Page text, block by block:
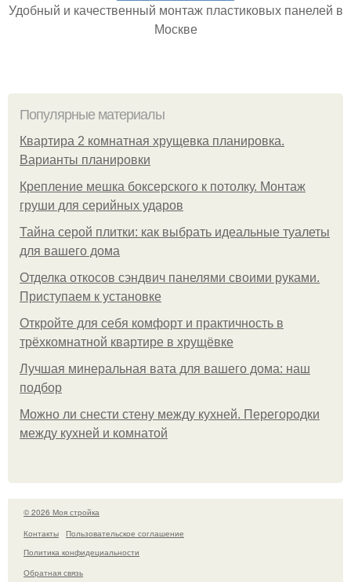
Удобный и качественный монтаж пластиковых панелей в
Москве
Популярные материалы
Квартира 2 комнатная хрущевка планировка.
Варианты планировки
Крепление мешка боксерского к потолку. Монтаж
груши для серийных ударов
Тайна серой плитки: как выбрать идеальные туалеты
для вашего дома
Отделка откосов сэндвич панелями своими руками.
Приступаем к установке
Откройте для себя комфорт и практичность в
трёхкомнатной квартире в хрущёвке
Лучшая минеральная вата для вашего дома: наш
подбор
Можно ли снести стену между кухней. Перегородки
между кухней и комнатой
© 2026 Моя стройка
Контакты
Пользовательское соглашение
Политика конфидециальности
Обратная связь